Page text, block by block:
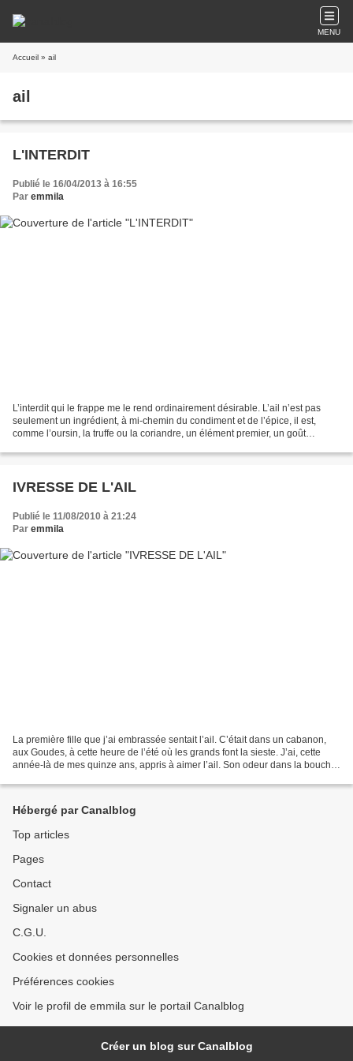
MENU
Accueil » ail
ail
L'INTERDIT
Publié le 16/04/2013 à 16:55
Par emmila
L’interdit qui le frappe me le rend ordinairement désirable. L’ail n’est pas
seulement un ingrédient, à mi-chemin du condiment et de l’épice, il est,
comme l’oursin, la truffe ou la coriandre, un élément premier, un goût
IVRESSE DE L'AIL
Publié le 11/08/2010 à 21:24
Par emmila
La première fille que j’ai embrassée sentait l’ail. C’était dans un cabanon,
aux Goudes, à cette heure de l’été où les grands font la sieste. J’ai, cette
année-là de mes quinze ans, appris à aimer l’ail. Son odeur dans la bouche.
Hébergé par Canalblog
Top articles
Pages
Contact
Signaler un abus
C.G.U.
Cookies et données personnelles
Préférences cookies
Voir le profil de emmila sur le portail Canalblog
Créer un blog sur Canalblog